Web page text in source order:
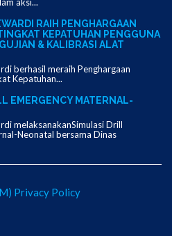
RAIH PENGHARGAAN
KEPATUHAN PENGGUNA
& KALIBRASI ALAT
berhasil meraih Penghargaan
Kepatuhan...
EMERGENCY MATERNAL-
melaksanakanSimulasi Drill
Neonatal bersama Dinas
Privacy Policy